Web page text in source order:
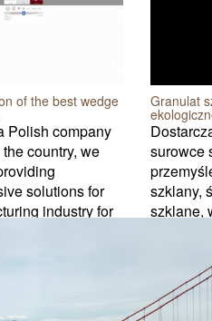
of the best wedge
Polish company
country, we
solutions for
industry for
We offer,
closed
ended blind...
Granulat
surowce
szklany,
szklane,